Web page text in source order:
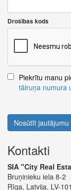
Drošības kods
Piekrītu manu
tālruņa numura
Nosūtīt jautājumu
Kontakti
SIA "City Real
Bruņinieku iela 8-2
Rīga, Latvija, LV-